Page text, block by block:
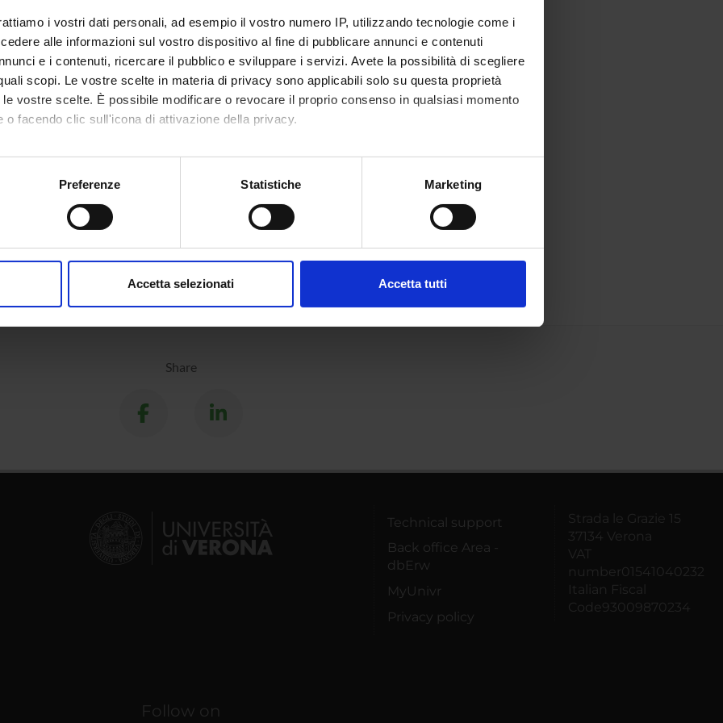
i vostri dati personali, ad esempio il vostro numero IP, utilizzando tecnologie come i
alle informazioni sul vostro dispositivo al fine di pubblicare annunci e contenuti
e i contenuti, ricercare il pubblico e sviluppare i servizi. Avete la possibilità di scegliere
scopi. Le vostre scelte in materia di privacy sono applicabili solo su questa proprietà
vostre scelte. È possibile modificare o revocare il proprio consenso in qualsiasi momento
o facendo clic sull'icona di attivazione della privacy.
anche:
sulla tua posizione geografica, con un'approssimazione di qualche metro,
in qualsiasi momento dalla Dichiarazione sui cookie.
Preferenze Statistiche Marketing
Accetta selezionati Accetta tutti
Share
Technical support
Back office Area -
dbErw
MyUnivr
Privacy policy
Strada le Grazie 15
37134 Verona
VAT
number01541040232
Italian Fiscal
Code93009870234
Follow on